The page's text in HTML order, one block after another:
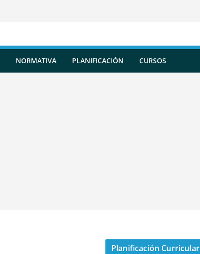
NORMATIVA PLANIFICACIÓN CURSOS
Planificación Curricular